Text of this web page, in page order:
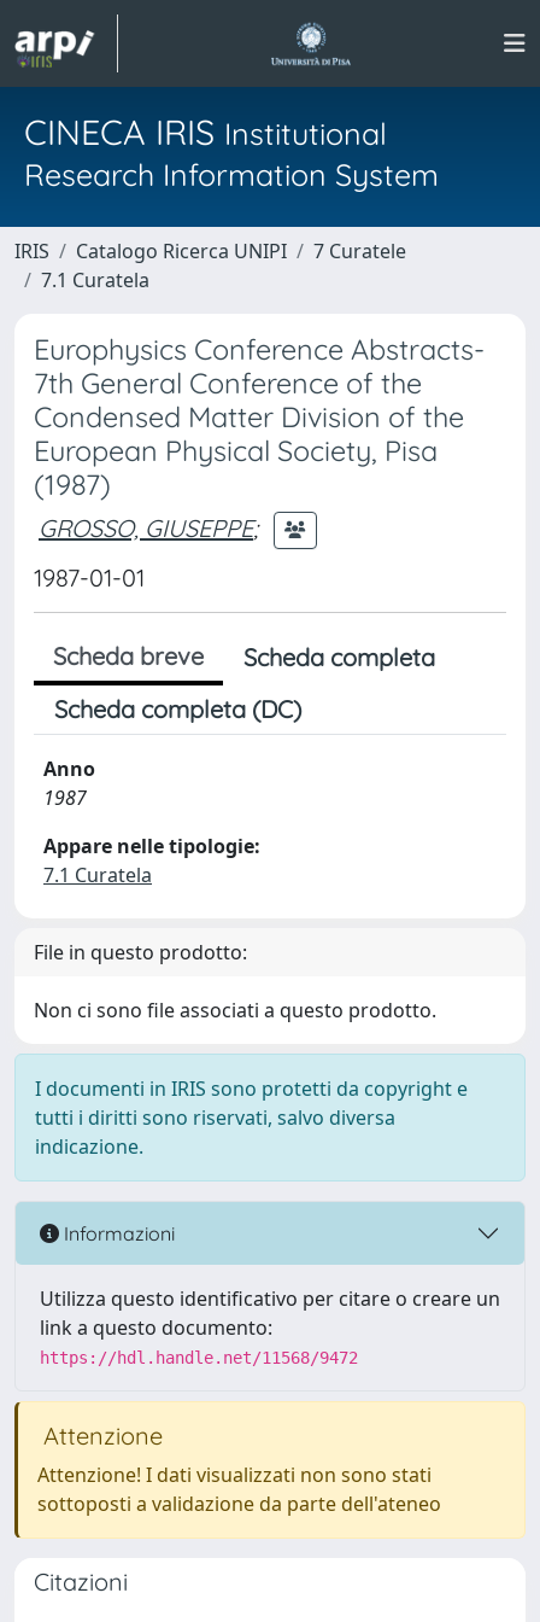
CINECA IRIS Institutional
Research Information System
IRIS Catalogo Ricerca UNIPI
7 Curatele
7.1 Curatela
Europhysics Conference Abstracts-
7th General Conference of the
Condensed Matter Division of the
European Physical Society, Pisa
(1987)
GROSSO, GIUSEPPE;
1987-01-01
Scheda breve
Scheda completa
Scheda completa (DC)
Anno
1987
Appare nelle tipologie:
7.1 Curatela
File in questo prodotto:
Non ci sono file associati a questo prodotto.
I documenti in IRIS sono protetti da copyright e
tutti i diritti sono riservati, salvo diversa
indicazione.
Informazioni
Utilizza questo identificativo per citare o creare un
link a questo documento:
https://hdl.handle.net/11568/9472
Attenzione
Attenzione! I dati visualizzati non sono stati
sottoposti a validazione da parte dell'ateneo
Citazioni